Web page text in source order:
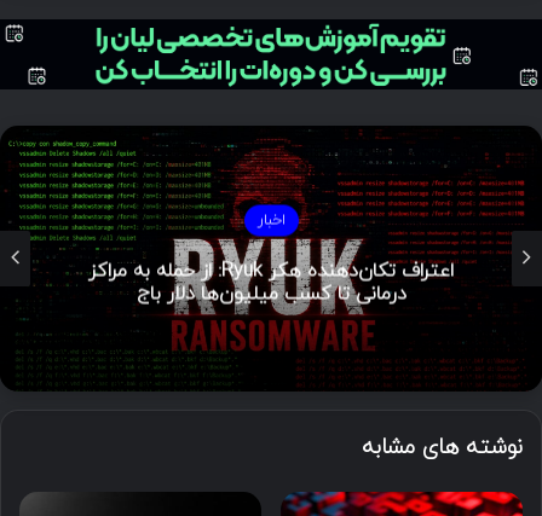
اخبار
هشدار BeyondTrust درباره آسیب‌پذیری‌های
بحرانی در نرم‌افزارهای دسترسی از راه دور
نوشته های مشابه